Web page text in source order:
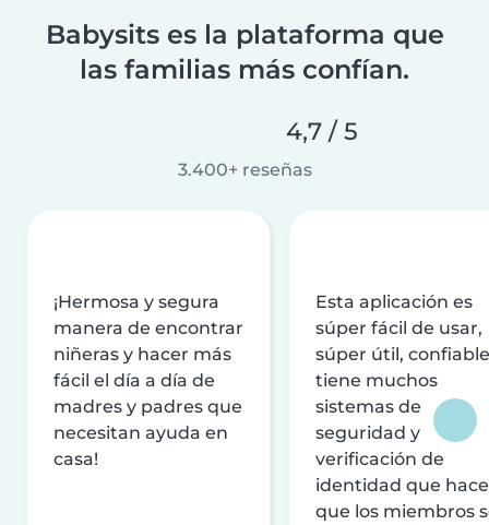
Babysits es la plataforma que
las familias más confían.
4,7 / 5
3.400+ reseñas
¡Hermosa y segura
manera de encontrar
niñeras y hacer más
fácil el día a día de
madres y padres que
necesitan ayuda en
casa!
Esta aplicación es
súper fácil de usar,
súper útil,
tiene muchos
sistemas de
seguridad y
verificación de
identidad que
que los miembros